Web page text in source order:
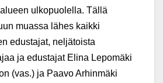
ulkopuolella. Tällä
muassa lähes kaikki
edustajat, neljätoista
ja edustajat Elina Lepomäki
(vas.) ja Paavo Arhinmäki